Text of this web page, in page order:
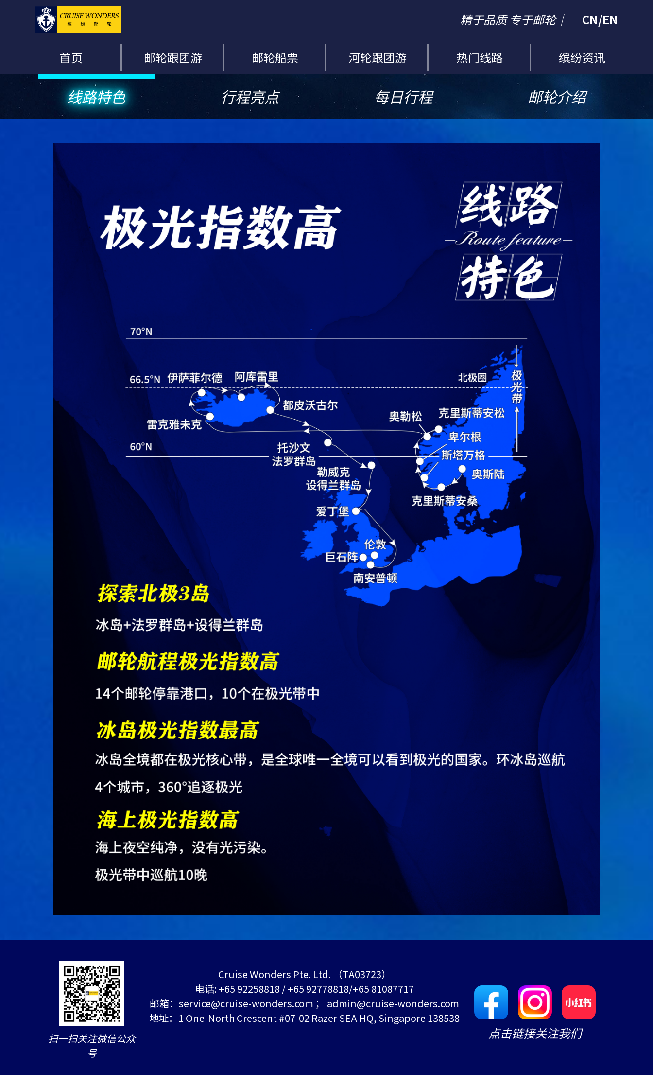
精于品质 专于邮轮｜ CN/EN
首页 邮轮跟团游 邮轮船票 河轮跟团游 热门线路 缤纷资讯
线路特色 行程亮点 每日行程 邮轮介绍
扫一扫关注微信公众
号
Cruise Wonders Pte. Ltd. （TA03723）
电话: +65 92258818 / +65 92778818/+65 81087717
邮箱：service@cruise-wonders.com ； admin@cruise-wonders.com
地址：1 One-North Crescent #07-02 Razer SEA HQ, Singapore 138538
点击链接关注我们